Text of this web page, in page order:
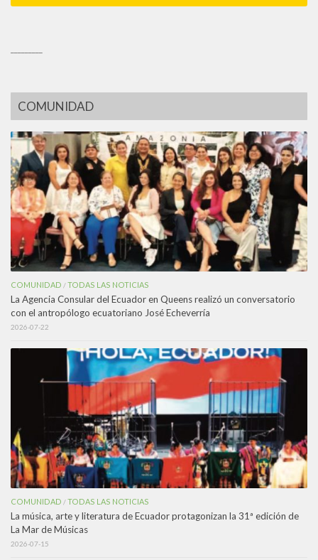
COMUNIDAD
COMUNIDAD /TODAS LAS NOTICIAS
La Agencia Consular del Ecuador en Queens realizó un conversatorio
con el antropólogo ecuatoriano José Echeverría
2026-07-22
COMUNIDAD /TODAS LAS NOTICIAS
La música, arte y literatura de Ecuador protagonizan la 31ª edición de
La Mar de Músicas
2026-07-15